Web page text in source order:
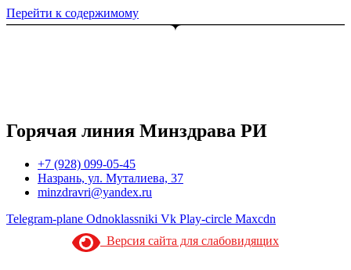
Перейти к содержимому
Горячая линия Минздрава РИ
+7 (928) 099-05-45
Назрань, ул. Муталиева, 37
minzdravri@yandex.ru
Telegram-plane Odnoklassniki Vk Play-circle Maxcdn
Версия сайта для слабовидящих